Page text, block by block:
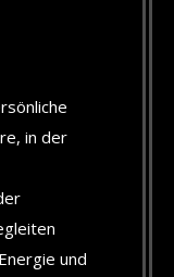
in der
und